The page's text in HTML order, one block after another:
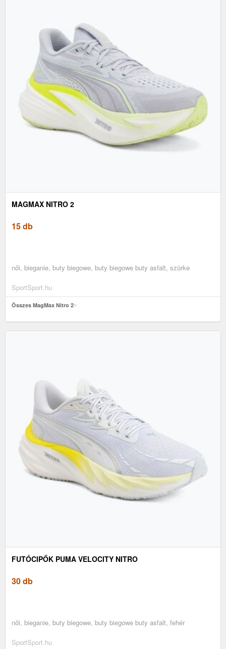
MAGMAX NITRO 2
15 db
női, bieganie, buty biegowe, buty biegowe buty asfalt, szürke
SportSport.hu
Összes MagMax Nitro 2
FUTÓCIPŐK PUMA VELOCITY NITRO
30 db
női, bieganie, buty biegowe, buty biegowe buty asfalt, fehér
SportSport.hu